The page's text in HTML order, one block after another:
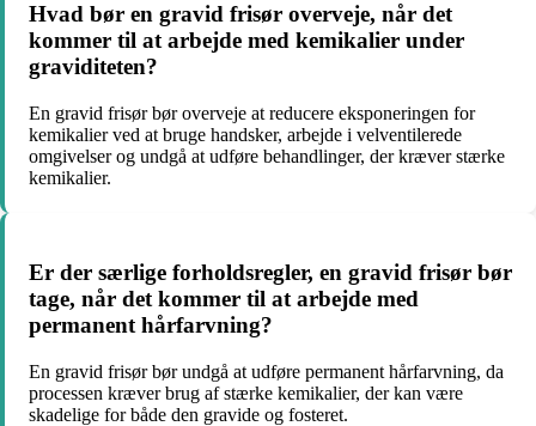
Hvad bør en gravid frisør overveje, når det
kommer til at arbejde med kemikalier under
graviditeten?
En gravid frisør bør overveje at reducere eksponeringen for
kemikalier ved at bruge handsker, arbejde i velventilerede
omgivelser og undgå at udføre behandlinger, der kræver stærke
kemikalier.
Er der særlige forholdsregler, en gravid frisør bør
tage, når det kommer til at arbejde med
permanent hårfarvning?
En gravid frisør bør undgå at udføre permanent hårfarvning, da
processen kræver brug af stærke kemikalier, der kan være
skadelige for både den gravide og fosteret.